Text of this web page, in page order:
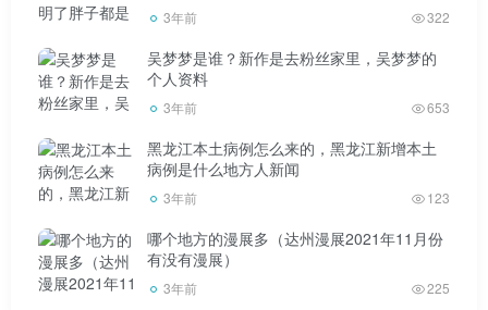
3年前 322
吴梦梦是谁？新作是去粉丝家里，吴梦梦的
个人资料
3年前 653
黑龙江本土病例怎么来的，黑龙江新增本土
病例是什么地方人新闻
3年前 123
哪个地方的漫展多（达州漫展2021年11月份
有没有漫展）
3年前 225